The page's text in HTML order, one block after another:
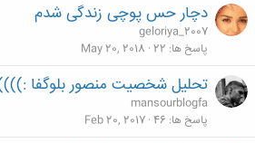
دچار حس پوچی زندگی شدم
geloriya_2007
پاسخ ها 22
May 20, 2018
تحلیل شخصیت منصور بلوگفا
mansourblogfa
پاسخ ها 46
Feb 20, 2017